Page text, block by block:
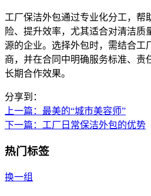
工厂保洁外包通过专业化分工，帮
险、提升效率，尤其适合对清洁质
源的企业。选择外包时，需结合工
商，并在合同中明确服务标准、责
长期合作效果。
分享到：
上一篇 ：最美的“城市美容师”
下一篇 ：工厂日常保洁外包的优势
热门标签
换一组